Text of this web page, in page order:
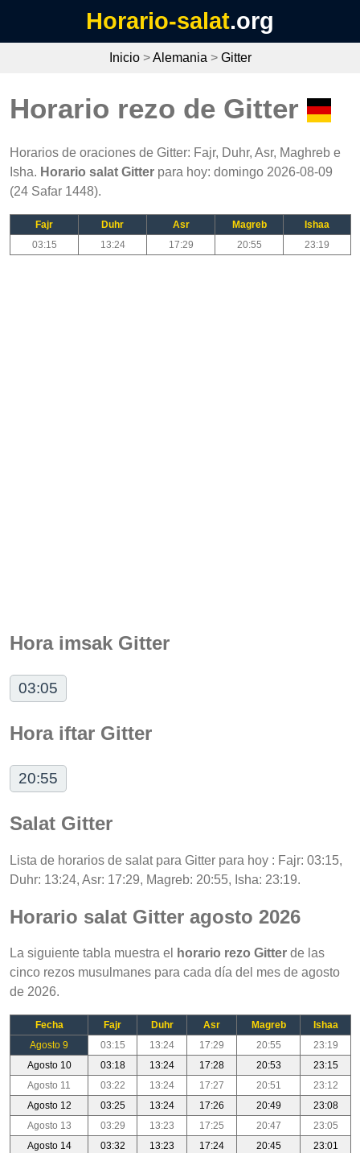
Horario-salat.org
Inicio>Alemania > Gitter
Horario rezo de Gitter
Horarios de oraciones de Gitter: Fajr, Duhr, Asr, Maghreb e
Isha. Horario salat Gitter para hoy: domingo 2026-08-09
(24 Safar 1448).
Fajr Duhr Asr Magreb
Ishaa
03:15
13:24 17:29 20:55 23:19
Hora imsak Gitter
03:05
Hora iftar Gitter
20:55
Salat Gitter
Lista de horarios de salat para Gitter para hoy : Fajr: 03:15,
Duhr: 13:24, Asr: 17:29, Magreb: 20:55, Isha: 23:19.
Horario salat Gitter agosto 2026
La siguiente tabla muestra el horario rezo Gitter de las
cinco rezos musulmanes para cada día del mes de agosto
de 2026.
Fecha Fajr Duhr Asr Magreb
Ishaa
Agosto 9
03:15 13:24 17:29 20:55
23:19
Agosto 10
03:18 13:24 17:28 20:53
23:15
Agosto 11
03:22 13:24 17:27 20:51
23:12
Agosto 12
03:25 13:24 17:26 20:49
23:08
Agosto 13
03:29 13:23 17:25 20:47
23:05
Agosto 14
03:32 13:23 17:24 20:45
23:01